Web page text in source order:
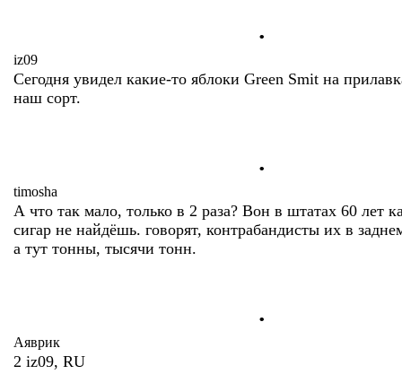
.
iz09
Сегодня увидел какие-то яблоки Green Smit на
наш сорт.
.
timosha
А что так мало, только в 2 раза? Вон в штатах 60 лет
сигар не найдёшь. говорят, контрабандисты их в
а тут тонны, тысячи тонн.
.
Аяврик
2 iz09, RU